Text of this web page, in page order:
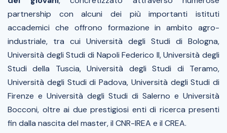
partnership con alcuni dei più importanti istituti
accademici che offrono formazione in ambito agro-
industriale, tra cui Università degli Studi di Bologna,
Università degli Studi di Napoli Federico II, Università degli
Studi della Tuscia, Università degli Studi di Teramo,
Università degli Studi di Padova, Università degli Studi di
Firenze e Università degli Studi di Salerno e Università
Bocconi, oltre ai due prestigiosi enti di ricerca presenti
fin dalla nascita del master, il CNR-IREA e il CREA.